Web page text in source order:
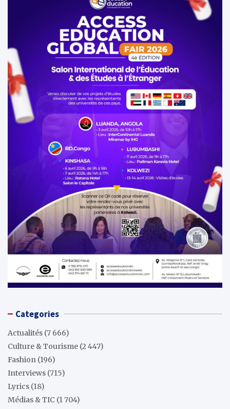
Categories
Actualités (7 666)
Culture & Tourisme (2 447)
Fashion (196)
Interviews (715)
Lyrics (18)
Médias & TIC (1 704)